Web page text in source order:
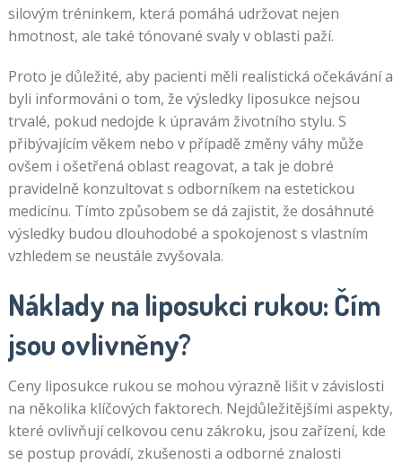
silovým tréninkem, která pomáhá udržovat nejen
hmotnost, ale také tónované svaly v oblasti paží.
Proto je důležité, aby pacienti měli realistická očekávání a
byli informováni o tom, že výsledky liposukce nejsou
trvalé, pokud nedojde k úpravám životního stylu. S
přibývajícím věkem nebo v případě změny váhy může
ovšem i ošetřená oblast reagovat, a tak je dobré
pravidelně konzultovat s odborníkem na estetickou
medicínu. Tímto způsobem se dá zajistit, že dosáhnuté
výsledky budou dlouhodobé a spokojenost s vlastním
vzhledem se neustále zvyšovala.
Náklady na liposukci rukou: Čím
jsou ovlivněny?
Ceny liposukce rukou se mohou výrazně lišit v závislosti
na několika klíčových faktorech. Nejdůležitějšími aspekty,
které ovlivňují celkovou cenu zákroku, jsou zařízení, kde
se postup provádí, zkušenosti a odborné znalosti